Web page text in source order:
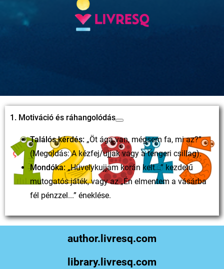
1. Motiváció és ráhangolódás
Találós kérdés: „Öt ága van, mégsem fa, mi az?”
(Megoldás: A kézfej/ujjak vagy a tengeri csillag).
Mondóka: „Hüvelykujjam korán kelt...” kezdetű
mutogatós játék, vagy az „Én elmentem a vásárba
fél pénzzel...” éneklése.
author.livresq.com
library.livresq.com